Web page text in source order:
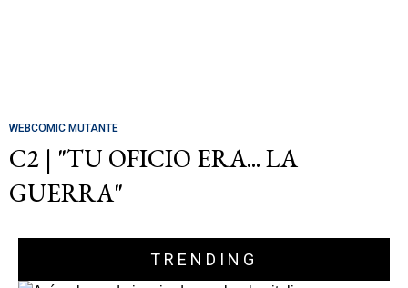
WEBCOMIC MUTANTE
C2 | "TU OFICIO ERA... LA
GUERRA"
TRENDING